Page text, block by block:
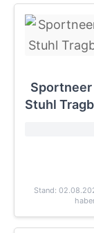
Sportneer
Stuhl
Stand: